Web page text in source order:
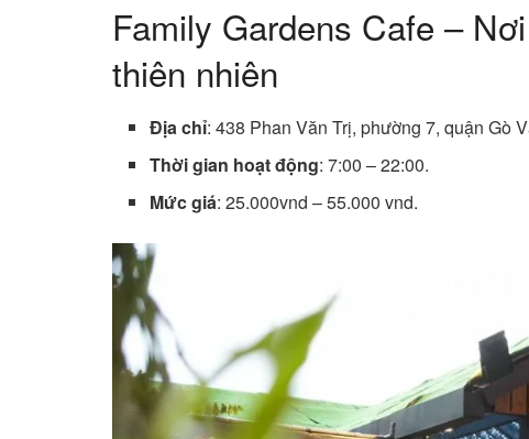
Family Gardens Cafe –
thiên nhiên
Địa chỉ: 438 Phan Văn Trị, phường 7, quận Gò
Thời gian hoạt động: 7:00 – 22:00.
Mức giá: 25.000vnd – 55.000 vnd.